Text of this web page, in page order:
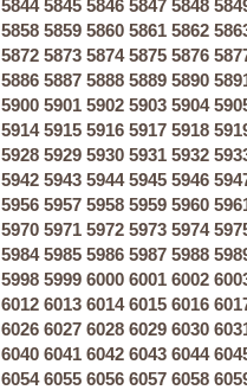
5844 5845 5846 5847 5848
5858 5859 5860 5861 5862
5872 5873 5874 5875 5876
5886 5887 5888 5889 5890
5900 5901 5902 5903 5904
5914 5915 5916 5917 5918
5928 5929 5930 5931 5932
5942 5943 5944 5945 5946
5956 5957 5958 5959 5960
5970 5971 5972 5973 5974
5984 5985 5986 5987 5988
5998 5999 6000 6001 6002
6012 6013 6014 6015 6016
6026 6027 6028 6029 6030
6040 6041 6042 6043 6044
6054 6055 6056 6057 6058